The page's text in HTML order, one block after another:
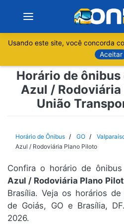
Sobre
Minas Gerais
Espírito Santo
Paraná
Usando este site, você concorda
Aceitar
Horário de ônibus
Azul / Rodoviária
União
Horário de Ônibus GO
Azul / Rodoviária Plano Piloto
Confira o horário de
Azul / Rodoviária Plano
Brasília. Veja os horários
de Goiás, GO e Brasília,
2026.